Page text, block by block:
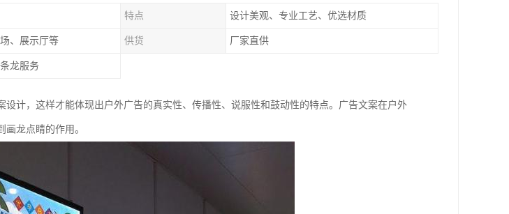
特点 设计美观、专业工艺、优选材质
、展示厅等 供货 厂家直供
龙服务
设计，这样才能体现出户外广告的真实性、传播性、说服性和鼓动性的特点。广告文案在户外
龙点睛的作用。